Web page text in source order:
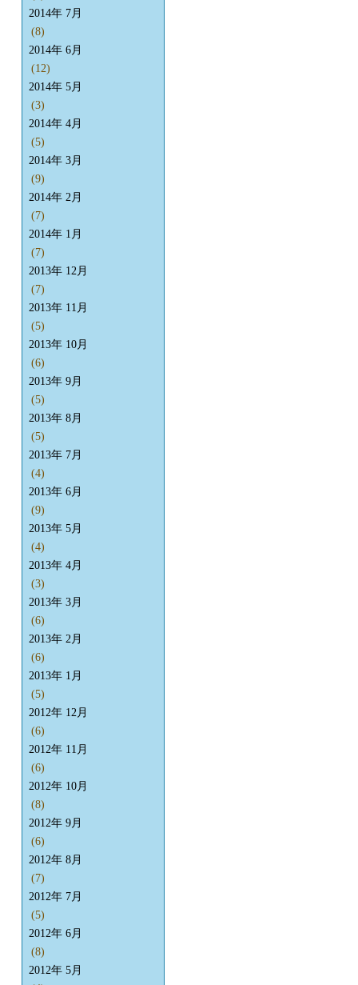
2014年 7月
(8)
2014年 6月
(12)
2014年 5月
(3)
2014年 4月
(5)
2014年 3月
(9)
2014年 2月
(7)
2014年 1月
(7)
2013年 12月
(7)
2013年 11月
(5)
2013年 10月
(6)
2013年 9月
(5)
2013年 8月
(5)
2013年 7月
(4)
2013年 6月
(9)
2013年 5月
(4)
2013年 4月
(3)
2013年 3月
(6)
2013年 2月
(6)
2013年 1月
(5)
2012年 12月
(6)
2012年 11月
(6)
2012年 10月
(8)
2012年 9月
(6)
2012年 8月
(7)
2012年 7月
(5)
2012年 6月
(8)
2012年 5月